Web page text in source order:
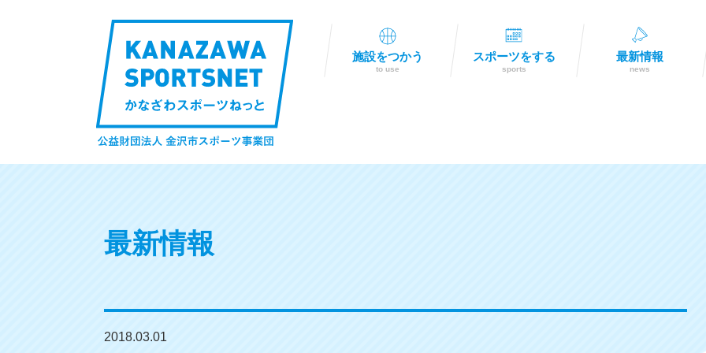
施設をつかう
to use
スポーツをする
sports
最新情報
news
最新情報
2018.03.01